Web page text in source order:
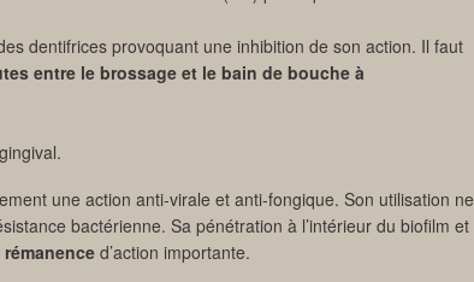
dentifrices provoquant une inhibition de son action. Il faut
entre le brossage et le bain de bouche à
une action anti-virale et anti-fongique. Son utilisation ne
bactérienne. Sa pénétration à l’intérieur du biofilm et
rémanence d’action importante.